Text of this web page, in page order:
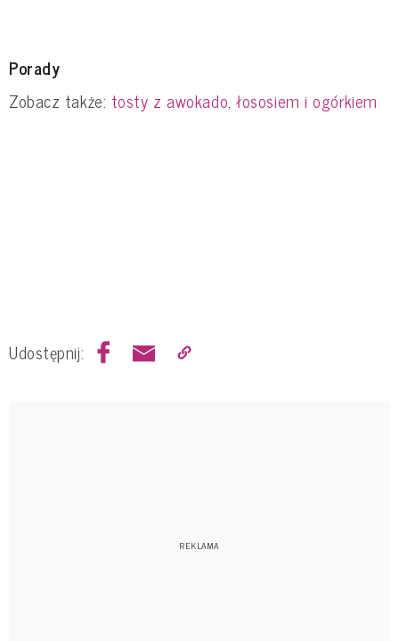
Porady
Zobacz także: tosty z awokado, łososiem i ogórkiem
Udostępnij: